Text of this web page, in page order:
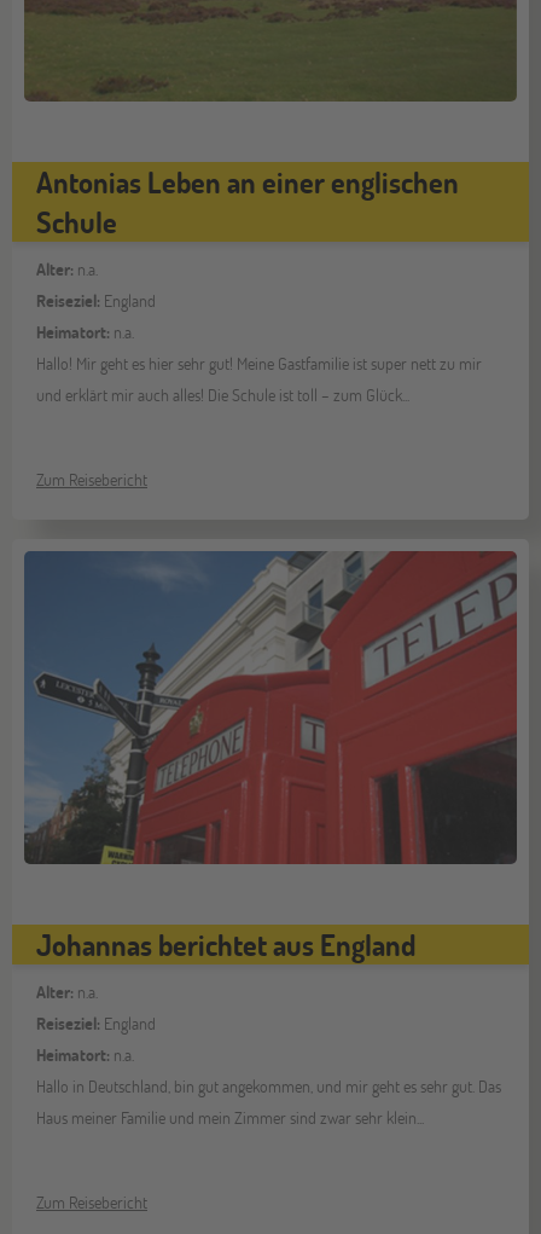
Antonias Leben an einer englischen
Schule
Alter: n.a.
Reiseziel: England
Heimatort: n.a.
Hallo! Mir geht es hier sehr gut! Meine Gastfamilie ist super nett zu mir
und erklärt mir auch alles! Die Schule ist toll – zum Glück...
Zum Reisebericht
Johannas berichtet aus England
Alter: n.a.
Reiseziel: England
Heimatort: n.a.
Hallo in Deutschland, bin gut angekommen, und mir geht es sehr gut. Das
Haus meiner Familie und mein Zimmer sind zwar sehr klein...
Zum Reisebericht